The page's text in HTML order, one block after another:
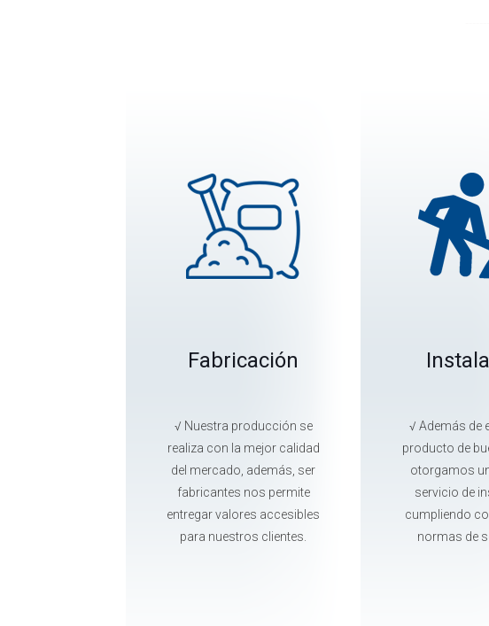
Fabricación
√ Nuestra producción se
realiza con la mejor calidad
del mercado, además, ser
fabricantes nos permite
entregar valores accesibles
para nuestros clientes.
√ Además de
producto de
otorgamos
servicio de
cumpliendo
normas de